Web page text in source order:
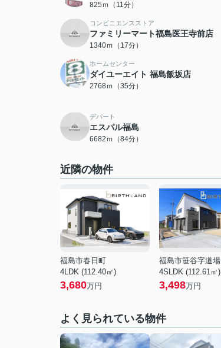
825ｍ（11分）
コンビニエンスストア
ファミリーマート福島医王寺前店
1340ｍ（17分）
ホームセンター
ダイユーエイト 福島飯坂店
2768ｍ（35分）
デパート
エスパル福島
6682ｍ（84分）
近隣の物件
福島市春日町
4LDK (112.40㎡)
3,680万円
福島市笹谷字道場
4SLDK (112.61㎡)
3,498万円
よく見られている物件